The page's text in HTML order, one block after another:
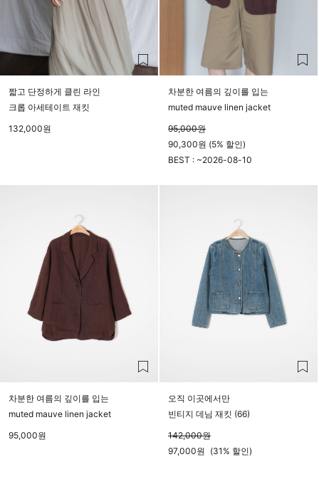
짧고 단정하게 클린 라인
크롭 아세테이트 재킷
132,000원
차분한 여름의 깊이를 입는
muted mauve linen jacket
95,000원
90,300원 (5% 할인)
BEST : ~2026-08-10
차분한 여름의 깊이를 입는
muted mauve linen jacket
95,000원
오직 이곳에서만
빈티지 데님 재킷 (66)
142,000원
97,000원 (31% 할인)